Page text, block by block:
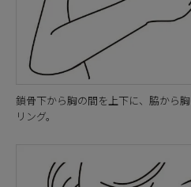
鎖骨下から胸の間を上下に、脇から
リング。